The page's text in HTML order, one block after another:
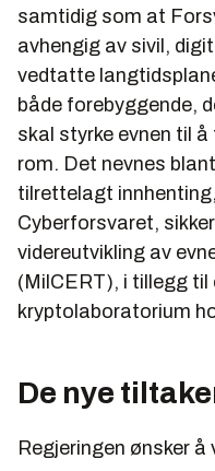
samtidig som at
avhengig av sivil,
vedtatte
både forebyggende,
skal styrke evnen til
rom. Det nevnes
tilrettelagt
Cyberforsvaret,
videreutvikling av
(MilCERT), i tillegg til
kryptolaboratorium
De nye
Regjeringen ønsker